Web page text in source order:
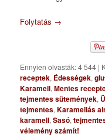
Folytatás →
Ennyien olvasták: 4 544 |
receptek, Édességek,
Karamell,Mentes
tejmentes sütemények,
tejmentes,Karamellás
karamell,Sasó,
vélemény számít!